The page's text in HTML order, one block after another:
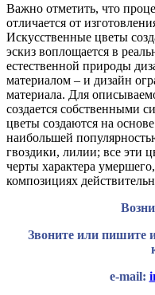
Важно отметить, что
отличается от
Искусственные цветы
эскиз воплощается в
естественной природы
материалом – и дизайн
материала. Для
создается собственными
цветы создаются на
наибольшей
гвоздики, лилии; все эти
черты характера
композициях
Звоните или пишите
e-mail: